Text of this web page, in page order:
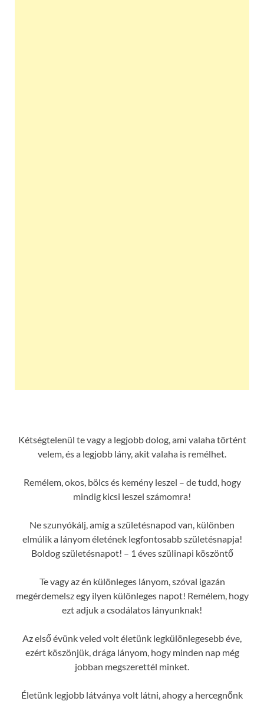
Kétségtelenül te vagy a legjobb dolog, ami valaha történt
velem, és a legjobb lány, akit valaha is remélhet.
Remélem, okos, bölcs és kemény leszel – de tudd, hogy
mindig kicsi leszel számomra!
Ne szunyókálj, amíg a születésnapod van, különben
elmúlik a lányom életének legfontosabb születésnapja!
Boldog születésnapot! – 1 éves szülinapi köszöntő
Te vagy az én különleges lányom, szóval igazán
megérdemelsz egy ilyen különleges napot! Remélem, hogy
ezt adjuk a csodálatos lányunknak!
Az első évünk veled volt életünk legkülönlegesebb éve,
ezért köszönjük, drága lányom, hogy minden nap még
jobban megszerettél minket.
Életünk legjobb látványa volt látni, ahogy a hercegnőnk